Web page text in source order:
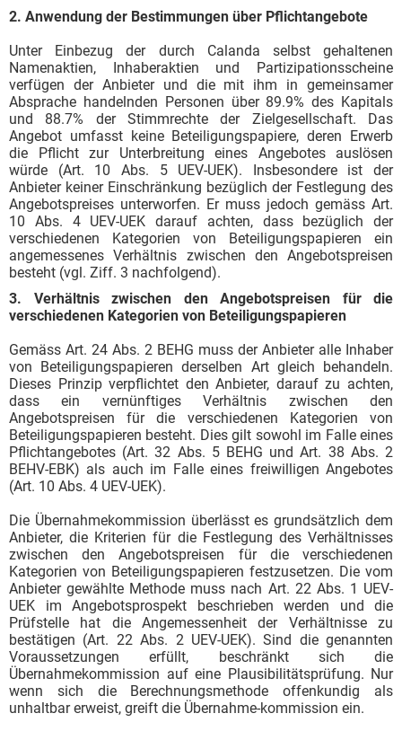
2. Anwendung der Bestimmungen über Pflichtangebote
Unter Einbezug der durch Calanda selbst gehaltenen
Namenaktien, Inhaberaktien und Partizipationsscheine
verfügen der Anbieter und die mit ihm in gemeinsamer
Absprache handelnden Personen über 89.9% des Kapitals
und 88.7% der Stimmrechte der Zielgesellschaft. Das
Angebot umfasst keine Beteiligungspapiere, deren Erwerb
die Pflicht zur Unterbreitung eines Angebotes auslösen
würde (Art. 10 Abs. 5 UEV-UEK). Insbesondere ist der
Anbieter keiner Einschränkung bezüglich der Festlegung des
Angebotspreises unterworfen. Er muss jedoch gemäss Art.
10 Abs. 4 UEV-UEK darauf achten, dass bezüglich der
verschiedenen Kategorien von Beteiligungspapieren ein
angemessenes Verhältnis zwischen den Angebotspreisen
besteht (vgl. Ziff. 3 nachfolgend).
3. Verhältnis zwischen den Angebotspreisen für die
verschiedenen Kategorien von Beteiligungspapieren
Gemäss Art. 24 Abs. 2 BEHG muss der Anbieter alle Inhaber
von Beteiligungspapieren derselben Art gleich behandeln.
Dieses Prinzip verpflichtet den Anbieter, darauf zu achten,
dass ein vernünftiges Verhältnis zwischen den
Angebotspreisen für die verschiedenen Kategorien von
Beteiligungspapieren besteht. Dies gilt sowohl im Falle eines
Pflichtangebotes (Art. 32 Abs. 5 BEHG und Art. 38 Abs. 2
BEHV-EBK) als auch im Falle eines freiwilligen Angebotes
(Art. 10 Abs. 4 UEV-UEK).
Die Übernahmekommission überlässt es grundsätzlich dem
Anbieter, die Kriterien für die Festlegung des Verhältnisses
zwischen den Angebotspreisen für die verschiedenen
Kategorien von Beteiligungspapieren festzusetzen. Die vom
Anbieter gewählte Methode muss nach Art. 22 Abs. 1 UEV-
UEK im Angebotsprospekt beschrieben werden und die
Prüfstelle hat die Angemessenheit der Verhältnisse zu
bestätigen (Art. 22 Abs. 2 UEV-UEK). Sind die genannten
Voraussetzungen erfüllt, beschränkt sich die
Übernahmekommission auf eine Plausibilitätsprüfung. Nur
wenn sich die Berechnungsmethode offenkundig als
unhaltbar erweist, greift die Übernahme-kommission ein.